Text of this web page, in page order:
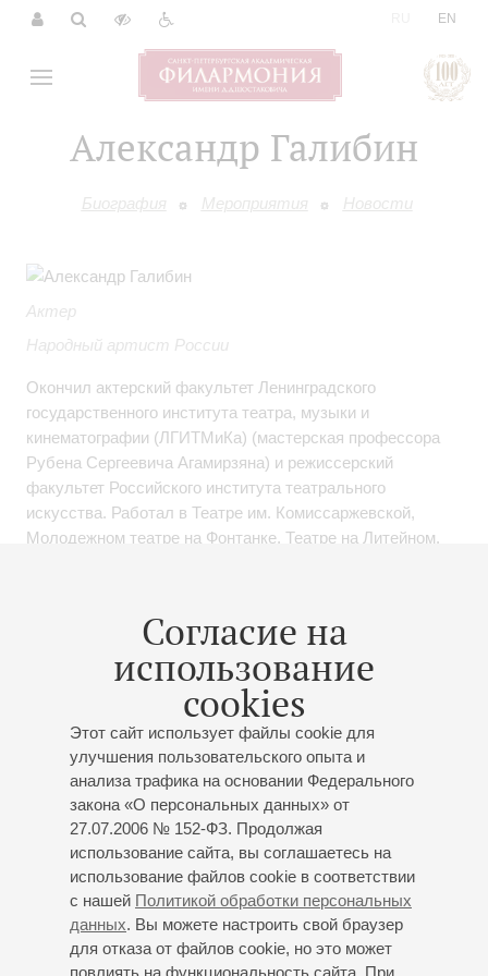
EN
Александр Галибин
Биография Мероприятия Новости
Согласие на
использование
cookies
Этот сайт использует файлы cookie для
улучшения пользовательского опыта и
анализа трафика на основании Федерального
закона «О персональных данных» от
27.07.2006 № 152-ФЗ. Продолжая
использование сайта, вы соглашаетесь на
использование файлов cookie в соответствии
с нашей Политикой обработки персональных
данных. Вы можете настроить свой браузер
для отказа от файлов cookie, но это может
повлиять на функциональность сайта. При
Актер
Народный артист России
Окончил актерский факультет Ленинградского
государственного института театра, музыки и
кинематографии (ЛГИТМиКа) (мастерская профессора
Рубена Сергеевича Агамирзяна) и режиссерский
факультет Российского института театрального
искусства. Работал в Театре им. Комиссаржевской,
Молодежном театре на Фонтанке, Театре на Литейном.
«Глобус», художественным руководителем Московского
качестве режиссера сотрудничал с Мариинским театром.
Ставил спектакли за рубежом – в Швейцарии, Австрии,
Финляндии и Польше.
В кино дебютировал в 1976 году, сейчас в фильмографии
артиста более 80 работ.
Автор телевизионных проектов. Преподает в ГИТИСе.
В 2006 году Александр Галибин получил звание
«Народный артист Российской Федерации». В 2023 году
был награжден Премией Президента Российской
Федерации в области литературы и искусства за